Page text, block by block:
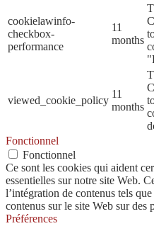
cookielawinfo-
checkbox-
performance
11
months
viewed_cookie_policy
11
months
Fonctionnel
Fonctionnel
Ce sont les cookies qui aident
essentielles sur notre site Web.
l’intégration de contenus tels
contenus sur le site Web sur des
Préférences